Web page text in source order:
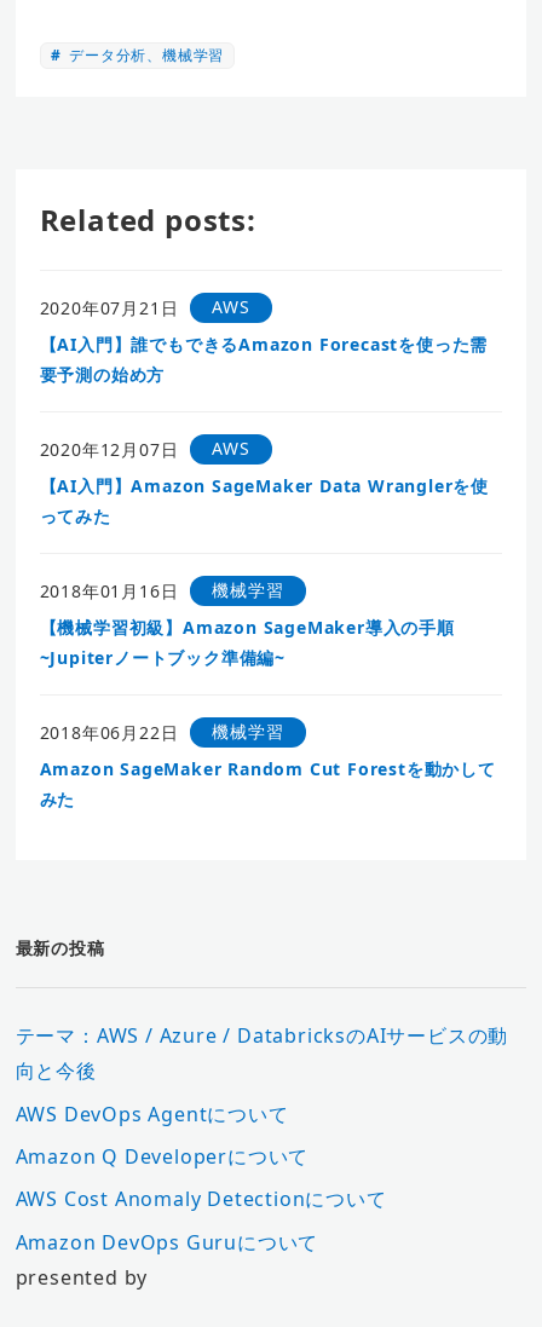
データ分析、機械学習
Related posts:
2020年07月21日
AWS
【AI入門】誰でもできるAmazon Forecastを使った需
要予測の始め方
2020年12月07日
AWS
【AI入門】Amazon SageMaker Data Wranglerを使
ってみた
2018年01月16日
機械学習
【機械学習初級】Amazon SageMaker導入の手順
~Jupiterノートブック準備編~
2018年06月22日
機械学習
Amazon SageMaker Random Cut Forestを動かして
みた
最新の投稿
テーマ：AWS / Azure / DatabricksのAIサービスの動
向と今後
AWS DevOps Agentについて
Amazon Q Developerについて
AWS Cost Anomaly Detectionについて
Amazon DevOps Guruについて
presented by